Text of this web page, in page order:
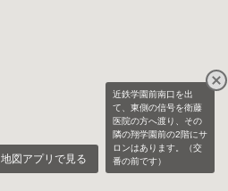
近鉄学園前南口を出
て、東側の信号を衛藤
医院の方へ渡り、その
隣の翔学園前の2階にサ
ロンはあります。（交
番の前です）
地図アプリで見る